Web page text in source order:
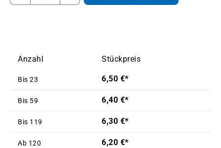
Anzahl Stückpreis
Bis 23 6,50 €*
Bis 59 6,40 €*
Bis 119 6,30 €*
Ab 120 6,20 €*